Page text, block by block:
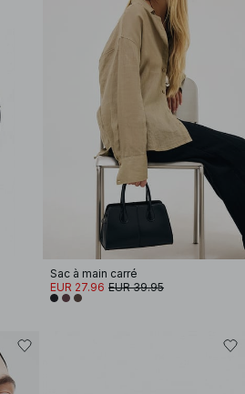
Sac à main carré
EUR 27.96 EUR 39.95